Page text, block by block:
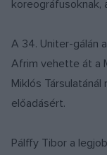
A 34. Uniter-gálán
Afrim vehette át a
Miklós
előadásért.
Pálffy Tibor a